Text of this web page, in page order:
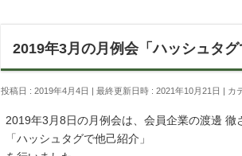
2019年3月の月例会「ハッシュタグ
投稿日 : 2019年4月4日 最終更新日時 : 2021年10月21日 カ
2019年3月8日の月例会は、会員企業の渡邊 徹
「ハッシュタグで他己紹介」